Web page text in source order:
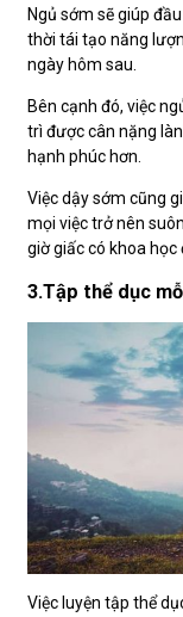
Ngủ sớm sẽ giúp
thời tái tạo năng
ngày hôm sau.
Bên cạnh đó, việc
trì được cân nặng
hạnh phúc hơn.
Việc dậy sớm cũng
mọi việc trở nên
giờ giấc có khoa
3.Tập thể dục
Việc luyện tập thể